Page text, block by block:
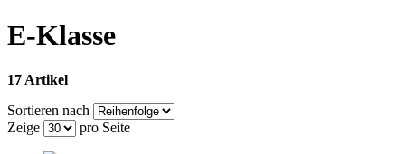
E-Klasse
17 Artikel
Sortieren nach
Zeige
pro Seite